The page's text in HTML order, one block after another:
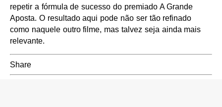
repetir a fórmula de sucesso do premiado A Grande
Aposta. O resultado aqui pode não ser tão refinado
como naquele outro filme, mas talvez seja ainda mais
relevante.
Share